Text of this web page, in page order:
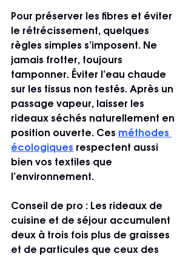
Pour préserver les fibres et éviter
le rétrécissement, quelques
règles simples s’imposent. Ne
jamais frotter, toujours
tamponner. Éviter l’eau chaude
sur les tissus non testés. Après un
passage vapeur, laisser les
rideaux séchés naturellement en
position ouverte. Ces méthodes
écologiques respectent aussi
bien vos textiles que
l’environnement.
Conseil de pro : Les rideaux de
cuisine et de séjour accumulent
deux à trois fois plus de graisses
et de particules que ceux des